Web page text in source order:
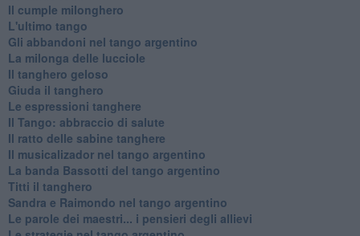
Il cumple milonghero
L'ultimo tango
Gli abbandoni nel tango argentino
La milonga delle lucciole
Il tanghero geloso
Giuda il tanghero
Le espressioni tanghere
Il Tango: abbraccio di salute
Il ratto delle sabine tanghere
Il musicalizador nel tango argentino
La banda Bassotti del tango argentino
Titti il tanghero
Sandra e Raimondo nel tango argentino
Le parole dei maestri... i pensieri degli allievi